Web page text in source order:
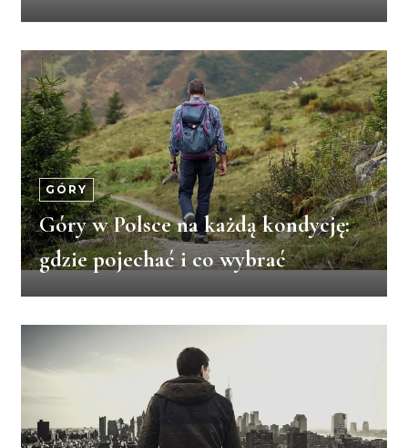
GÓRY
Góry w Polsce na każdą kondycję:
gdzie pojechać i co wybrać